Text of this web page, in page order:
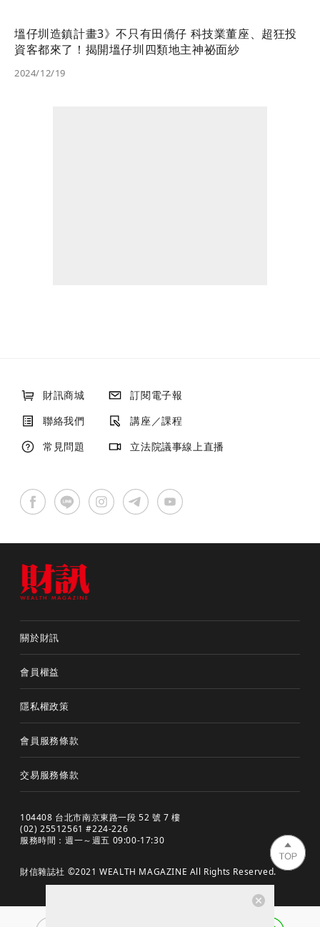
塭仔圳造鎮計畫3》不只有田僑仔 科技業董座、超狂投
資客都來了！揭開塭仔圳四類地主神祕面紗
2024/12/19
財訊商城
訂閱電子報
聯絡我們
講座／課程
常見問題
立法院議事線上直播
關於財訊
會員權益
隱私權政策
會員服務條款
交易服務條款
104408 台北市南京東路一段 52 號 7 樓
(02) 25512561 #224-226
服務時間：週一～週五 09:00-17:30
財信雜誌社 ©2021 WEALTH MAGAZINE All Rights Reserved.